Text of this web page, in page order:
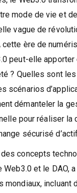
mode de vie et
vague de
cette ère de
peut-elle
? Quelles sont
scénarios
démanteler la
pour réaliser la
sécurisé
concepts
et le DAO,
mondiaux, incluant